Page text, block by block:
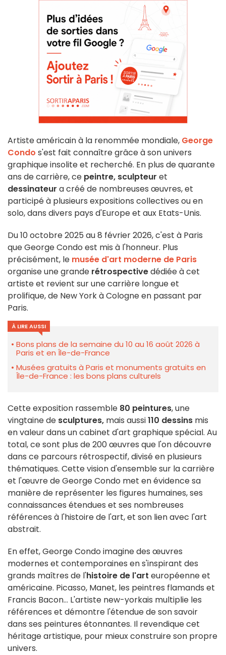
Artiste américain à la renommée mondiale, George
Condo s'est fait connaître grâce à son univers
graphique insolite et recherché. En plus de quarante
ans de carrière, ce peintre, sculpteur et
dessinateur a créé de nombreuses œuvres, et
participé à plusieurs expositions collectives ou en
solo, dans divers pays d'Europe et aux Etats-Unis.
Du 10 octobre 2025 au 8 février 2026, c'est à Paris
que George Condo est mis à l'honneur. Plus
précisément, le musée d'art moderne de Paris
organise une grande rétrospectivedédiée à cet
artiste et revient sur une carrière longue et
prolifique, de New York à Cologne en passant par
Paris.
À LIRE AUSSI
Bons plans de la semaine du 10 au 16 août 2026 à
Paris et en Île-de-France
Musées gratuits à Paris et monuments gratuits en
Île-de-France : les bons plans culturels
Cette exposition rassemble 80 peintures, une
vingtaine de sculptures, mais aussi110 dessins mis
en valeur dans un cabinet d'art graphique spécial. Au
total, ce sont plus de 200 œuvres que l'on découvre
dans ce parcours rétrospectif, divisé en plusieurs
thématiques. Cette vision d'ensemble sur la carrière
et l'œuvre de George Condo met en évidence sa
manière de représenter les figures humaines, ses
connaissances étendues et ses nombreuses
références à l'histoire de l'art, et son lien avec l'art
abstrait.
En effet, George Condo imagine des œuvres
modernes et contemporaines en s'inspirant des
grands maîtres de l'histoire de l'art européenne et
américaine. Picasso, Manet, les peintres flamands et
Francis Bacon... L'artiste new-yorkais multiplie les
références et démontre l'étendue de son savoir
dans ses peintures étonnantes. Il revendique cet
héritage artistique, pour mieux construire son propre
univers.